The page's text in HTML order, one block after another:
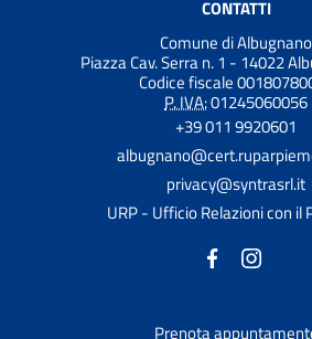
CONTATTI
Comune di Albugnano
Piazza Cav. Serra n. 1 - 14022
Codice fiscale
P. IVA:01245060056
+39 011 9920601
privacy@syntrasrl.it
URP - Ufficio Relazioni con il
Prenota